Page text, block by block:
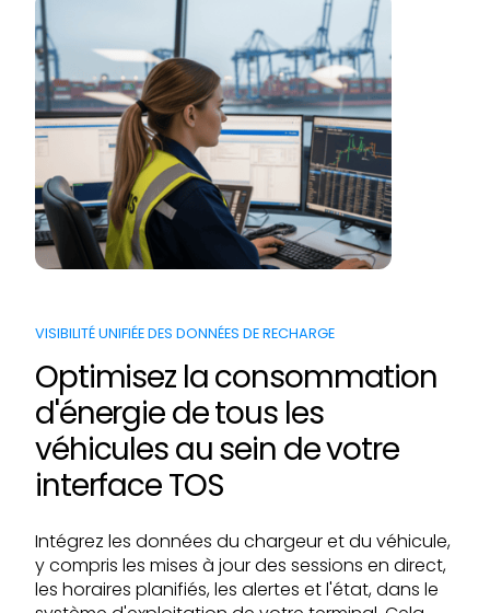
VISIBILITÉ UNIFIÉE DES DONNÉES DE RECHARGE
Optimisez la consommation
d'énergie de tous les
véhicules au sein de votre
interface TOS
Intégrez les données du chargeur et du véhicule,
y compris les mises à jour des sessions en direct,
les horaires planifiés, les alertes et l'état, dans le